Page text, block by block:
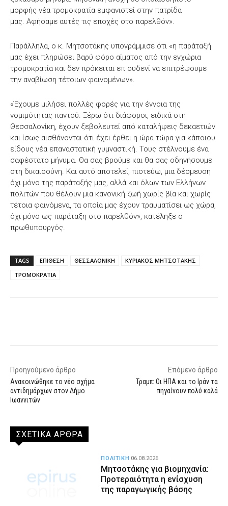
μορφής νέα τρομοκρατία εμφανιστεί στην πατρίδα
μας. Αφήσαμε αυτές τις εποχές στο παρελθόν».
Παράλληλα, ο κ. Μητσοτάκης υπογράμμισε ότι «η παράταξή
μας έχει πληρώσει βαρύ φόρο αίματος από την εγχώρια
τρομοκρατία και δεν πρόκειται επ ουδενί να επιτρέψουμε
την αναβίωση τέτοιων φαινομένων».
«Έχουμε μιλήσει πολλές φορές για την έννοια της
νομιμότητας παντού. Ξέρω ότι διάφοροι, ειδικά στη
Θεσσαλονίκη, έχουν ξεβολευτεί από καταλήψεις δεκαετιών
και ίσως αισθάνονται ότι έχει έρθει η ώρα τώρα για κάποιου
είδους νέα επαναστατική γυμναστική. Τους στέλνουμε ένα
σαφέστατο μήνυμα. Θα σας βρούμε και θα σας οδηγήσουμε
στη δικαιοσύνη. Και αυτό αποτελεί, πιστεύω, μια δέσμευση
όχι μόνο της παράταξής μας, αλλά και όλων των Ελλήνων
πολιτών που θέλουν μια κανονική ζωή χωρίς βία και χωρίς
τέτοια φαινόμενα, τα οποία μας έχουν τραυματίσει ως χώρα,
όχι μόνο ως παράταξη στο παρελθόν», κατέληξε ο
πρωθυπουργός.
TAGS ΕΠΙΘΕΣΗ ΘΕΣΣΑΛΟΝΙΚΗ
ΚΥΡΙΑΚΟΣ ΜΗΤΣΟΤΑΚΗΣ
ΤΡΟΜΟΚΡΑΤΙΑ
Προηγούμενο άρθρο
Ανακοινώθηκε το νέο σχήμα
αντιδημάρχων στον Δήμο
Ιωαννιτών
Επόμενο άρθρο
Τραμπ: Οι ΗΠΑ και το Ιράν τα
πηγαίνουν πολύ καλά
ΣΧΕΤΙΚΑ ΑΡΘΡΑ
Μητσοτάκης για βιομηχανία:
Προτεραιότητα η ενίσχυση
της παραγωγικής βάσης
ΠΟΛΙΤΙΚΗ 06.08.2026